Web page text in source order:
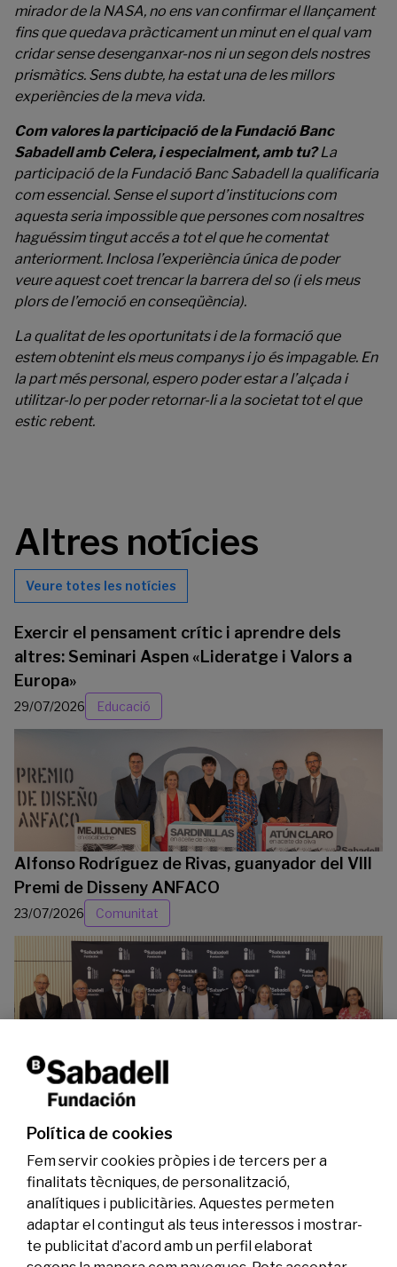
mirador de la NASA, no ens van confirmar el llançament
fins que quedava pràcticament un minut en el qual vam
cridar sense desenganxar-nos ni un segon dels nostres
prismàtics. Sens dubte, ha estat una de les millors
experiències de la meva vida.
Com valores la participació de la Fundació Banc
Sabadell amb Celera, i especialment, amb tu?La
participació de la Fundació Banc Sabadell la qualificaria
com essencial. Sense el suport d’institucions com
aquesta seria impossible que persones com nosaltres
haguéssim tingut accés a tot el que he comentat
anteriorment. Inclosa l’experiència única de poder
veure aquest coet trencar la barrera del so (i els meus
plors de l’emoció en conseqüència).
La qualitat de les oportunitats i de la formació que
estem obtenint els meus companys i jo és impagable. En
la part més personal, espero poder estar a l’alçada i
utilitzar-lo per poder retornar-li a la societat tot el que
estic rebent.
Altres notícies
Veure totes les notícies
Exercir el pensament crític i aprendre dels
altres: Seminari Aspen «Lideratge i Valors a
Europa»
29/07/2026 Educació
Alfonso Rodríguez de Rivas, guanyador del VIII
Premi de Disseny ANFACO
23/07/2026 Comunitat
La Fundació Banc Sabadell reconeix a dos
investigadors en els àmbits de l’edició del
genoma i l’energia neta
Política de cookies
Fem servir cookies pròpies i de tercers per a
finalitats tècniques, de personalització,
analítiques i publicitàries. Aquestes permeten
adaptar el contingut als teus interessos i mostrar-
te publicitat d’acord amb un perfil elaborat